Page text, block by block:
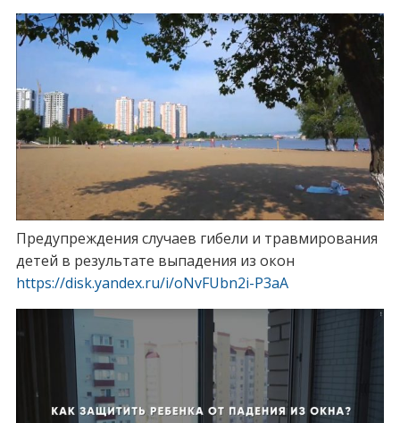
Предупреждения случаев гибели и травмирования
детей в результате выпадения из окон
https://disk.yandex.ru/i/oNvFUbn2i-P3aA